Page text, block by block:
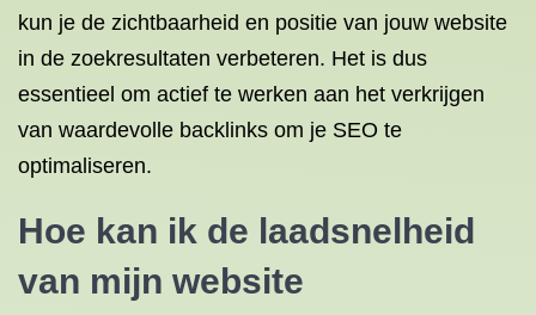
kun je de zichtbaarheid en positie van jouw website
in de zoekresultaten verbeteren. Het is dus
essentieel om actief te werken aan het verkrijgen
van waardevolle backlinks om je SEO te
optimaliseren.
Hoe kan ik de laadsnelheid
van mijn website